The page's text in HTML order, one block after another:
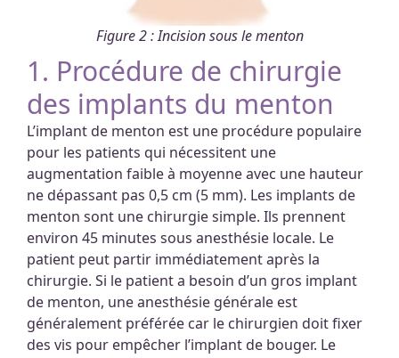
Figure 2 : Incision sous le menton
1. Procédure de chirurgie
des implants du menton
L’implant de menton est une procédure populaire
pour les patients qui nécessitent une
augmentation faible à moyenne avec une hauteur
ne dépassant pas 0,5 cm (5 mm). Les implants de
menton sont une chirurgie simple. Ils prennent
environ 45 minutes sous anesthésie locale. Le
patient peut partir immédiatement après la
chirurgie. Si le patient a besoin d’un gros implant
de menton, une anesthésie générale est
généralement préférée car le chirurgien doit fixer
des vis pour empêcher l’implant de bouger. Le